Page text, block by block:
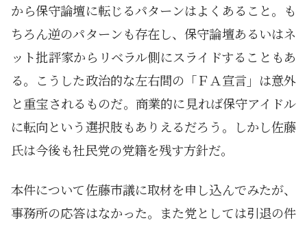
から保守論壇に転じるパターンはよくあること。も
ちろん逆のパターンも存在し、保守論壇あるいはネ
ット批評家からリベラル側にスライドすることもあ
る。こうした政治的な左右間の「ＦＡ宣言」は意外
と重宝されるものだ。商業的に見れば保守アイドル
に転向という選択肢もありえるだろう。しかし佐藤
氏は今後も社民党の党籍を残す方針だ。
本件について佐藤市議に取材を申し込んでみたが、
事務所の応答はなかった。また党としては引退の件